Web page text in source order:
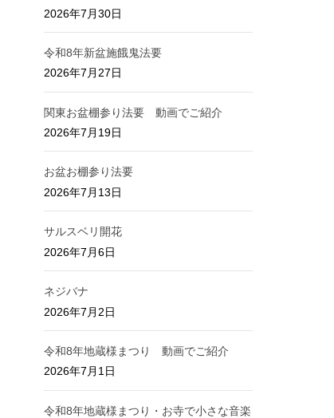
2026年7月30日
令和8年新盆施餓鬼法要
2026年7月27日
関東お盆棚参り法要 動画でご紹介
2026年7月19日
お盆お棚参り法要
2026年7月13日
サルスベリ開花
2026年7月6日
ネジバナ
2026年7月2日
令和8年地蔵様まつり 動画でご紹介
2026年7月1日
令和8年地蔵様まつり・お寺で小さな音楽